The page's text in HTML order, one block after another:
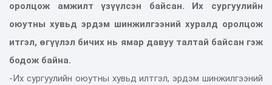
оролцож амжилт үзүүлсэн байсан. Их сургуулийн
оюутны хувьд эрдэм шинжилгээний хуралд оролцож
итгэл, өгүүлэл бичих нь ямар давуу талтай байсан гэж
бодож байна.
-Их сургуулийн оюутны хувьд илтгэл, эрдэм шинжилгээний